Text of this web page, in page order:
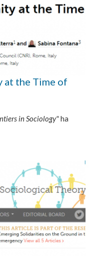
at the Time of
in Sociology"ha